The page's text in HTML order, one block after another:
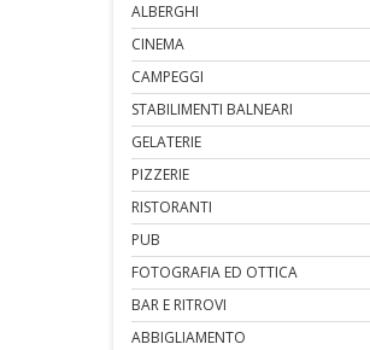
ALBERGHI
CINEMA
CAMPEGGI
STABILIMENTI BALNEARI
GELATERIE
PIZZERIE
RISTORANTI
PUB
FOTOGRAFIA ED OTTICA
BAR E RITROVI
ABBIGLIAMENTO